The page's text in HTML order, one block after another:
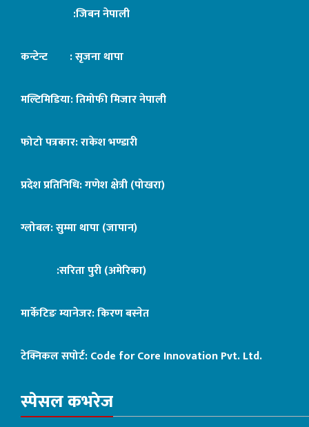
:जिबन नेपाली
कन्टेन्ट : सृजना थापा
मल्टिमिडिया: तिमोफी मिजार नेपाली
फोटो पत्रकार: राकेश भण्डारी
प्रदेश प्रतिनिधि: गणेश क्षेत्री (पोखरा)
ग्लोबल: सुम्मा थापा (जापान)
:सरिता पुरी (अमेरिका)
मार्केटिङ म्यानेजर: किरण बस्नेत
टेक्निकल सपोर्ट:Code for Core Innovation Pvt. Ltd.
स्पेसल कभरेज